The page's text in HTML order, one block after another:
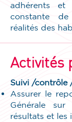
adhérents et
constante
réalités des
Activités
Suivi /contrôle
Assurer le
Générale
résultats et les